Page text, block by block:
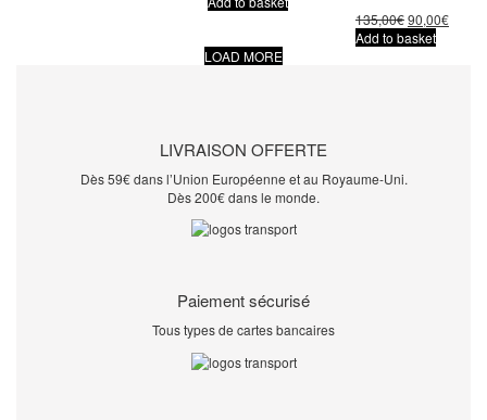
135,00€90,00€
Add to basket
LOAD MORE
LIVRAISON OFFERTE
Dès 59€ dans l’Union Européenne et au Royaume-Uni.
Dès 200€ dans le monde.
Paiement sécurisé
Tous types de cartes bancaires